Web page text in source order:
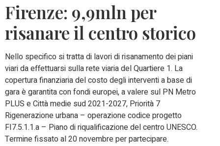
Firenze: 9,9mln per
risanare il centro storico
Nello specifico si tratta di lavori di risanamento dei piani
viari da effettuarsi sulla rete viaria del Quartiere 1. La
copertura finanziaria del costo degli interventi a base di
gara è garantita con fondi europei, a valere sul PN Metro
PLUS e Città medie sud 2021-2027, Priorità 7
Rigenerazione urbana – operazione codice progetto
FI7.5.1.1.a – Piano di riqualificazione del centro UNESCO.
Termine fissato al 20 novembre per partecipare.